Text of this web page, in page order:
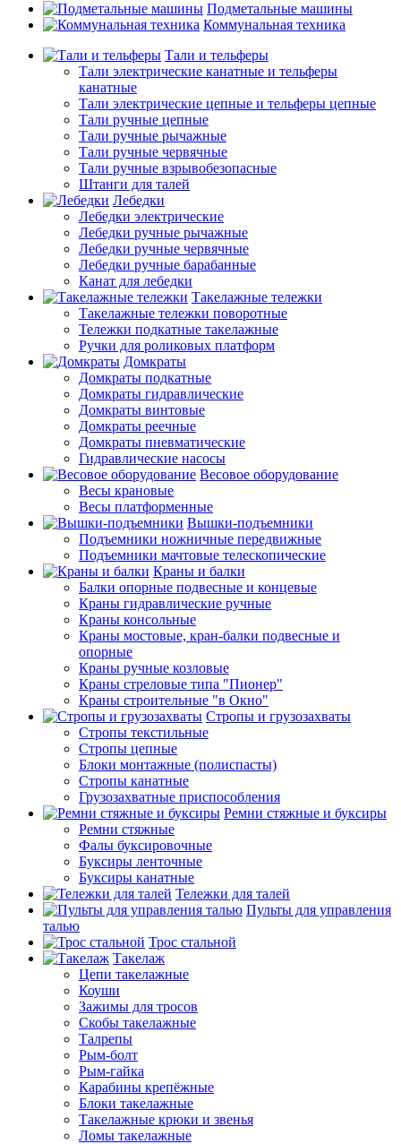
Подметальные машины
Коммунальная техника
Тали и тельферы
Тали электрические канатные и тельферы
канатные
Тали электрические цепные и тельферы цепные
Тали ручные цепные
Тали ручные рычажные
Тали ручные червячные
Тали ручные взрывобезопасные
Штанги для талей
Лебедки
Лебедки электрические
Лебедки ручные рычажные
Лебедки ручные червячные
Лебедки ручные барабанные
Канат для лебедки
Такелажные тележки
Такелажные тележки поворотные
Тележки подкатные такелажные
Ручки для роликовых платформ
Домкраты
Домкраты подкатные
Домкраты гидравлические
Домкраты винтовые
Домкраты реечные
Домкраты пневматические
Гидравлические насосы
Весовое оборудование
Весы крановые
Весы платформенные
Вышки-подъемники
Подъемники ножничные передвижные
Подъемники мачтовые телескопические
Краны и балки
Балки опорные подвесные и концевые
Краны гидравлические ручные
Краны консольные
Краны мостовые, кран-балки подвесные и
опорные
Краны ручные козловые
Краны стреловые типа "Пионер"
Краны строительные "в Окно"
Стропы и грузозахваты
Стропы текстильные
Стропы цепные
Блоки монтажные (полиспасты)
Стропы канатные
Грузозахватные приспособления
Ремни стяжные и буксиры
Ремни стяжные
Фалы буксировочные
Буксиры ленточные
Буксиры канатные
Тележки для талей
Пульты для управления
талью
Трос стальной
Такелаж
Цепи такелажные
Коуши
Зажимы для тросов
Скобы такелажные
Талрепы
Рым-болт
Рым-гайка
Карабины крепёжные
Блоки такелажные
Такелажные крюки и звенья
Ломы такелажные